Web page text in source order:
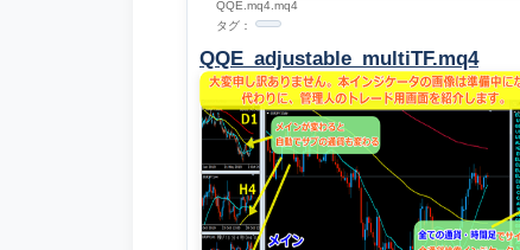
QQE.mq4.mq4
タグ：
QQE_adjustable_multiTF.mq4